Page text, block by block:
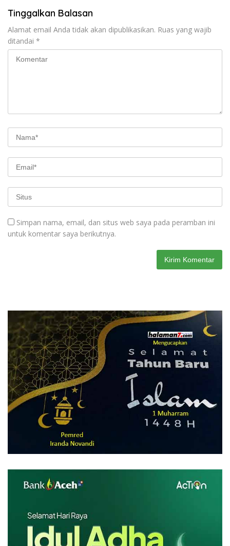
Tinggalkan Balasan
Alamat email Anda tidak akan dipublikasikan. Ruas yang wajib
ditandai *
Simpan nama, email, dan situs web saya pada peramban ini
untuk komentar saya berikutnya.